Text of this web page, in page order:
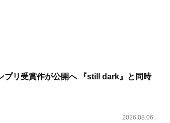
プリ受賞作が公開へ 『still dark』と同時
2026.08.06